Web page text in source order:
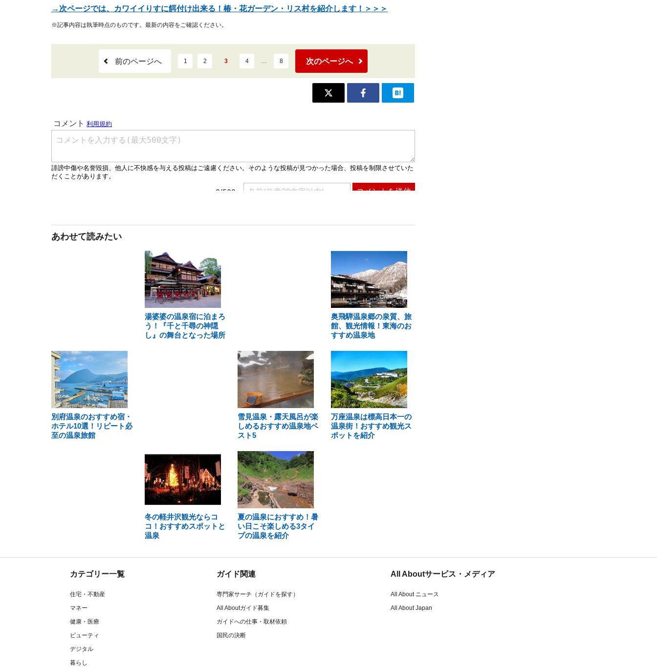
→次ページでは、カワイイりすに餌付け出来る！椿・花ガーデン・リス村を紹介します！＞＞＞
※記事内容は執筆時点のものです。最新の内容をご確認ください。
前のページへ 1 2 3 4 … 8 次のページへ
あわせて読みたい
湯婆婆の温泉宿に泊まろ
う！『千と千尋の神隠
し』の舞台となった場所
奥飛騨温泉郷の泉質、旅
館、観光情報！東海のお
すすめ温泉地
別府温泉のおすすめ宿・
ホテル10選！リピート必
至の温泉旅館
雪見温泉・露天風呂が楽
しめるおすすめ温泉地ベ
スト5
万座温泉は標高日本一の
温泉街！おすすめ観光ス
ポットを紹介
冬の軽井沢観光ならコ
コ！おすすめスポットと
温泉
夏の温泉におすすめ！暑
い日こそ楽しめる3タイ
プの温泉を紹介
カテゴリー一覧
住宅・不動産
マネー
健康・医療
ビューティ
デジタル
暮らし
ガイド関連
専門家サーチ（ガイドを探す）
All Aboutガイド募集
ガイドへの仕事・取材依頼
国民の決断
All Aboutサービス・メディア
All About ニュース
All About Japan